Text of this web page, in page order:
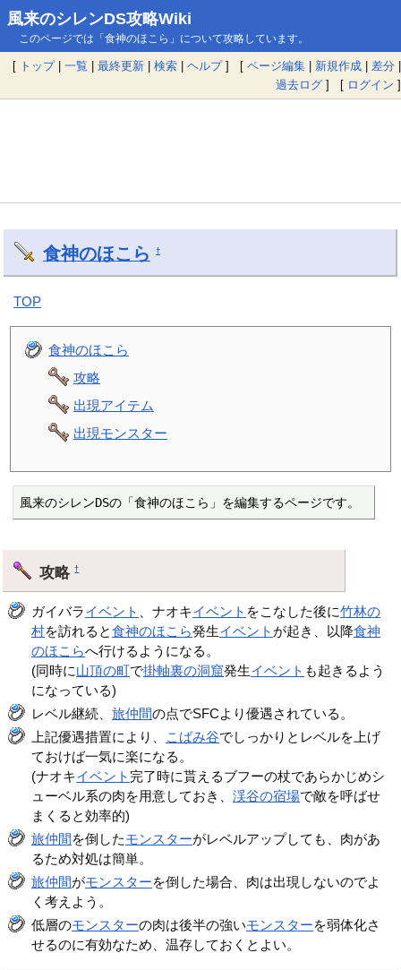
風来のシレンDS攻略Wiki
このページでは「食神のほこら」について攻略しています。
[ トップ| 一覧 | 最終更新 | 検索 | ヘルプ] [ ページ編集 | 新規作成 | 差分 |
過去ログ ] [ ログイン ]
食神のほこら †
TOP
食神のほこら
攻略
出現アイテム
出現モンスター
風来のシレンDSの「食神のほこら」を編集するページです。
攻略†
ガイバライベント 、ナオキイベント をこなした後に竹林の
村を訪れると食神のほこら発生イベント が起き、以降食神
のほこらへ行けるようになる。
(同時に山頂の町で掛軸裏の洞窟発生イベント も起きるよう
になっている)
レベル継続、旅仲間の点でSFCより優遇されている。
上記優遇措置により、
こばみ谷でしっかりとレベルを上げ
ておけば一気に楽になる。
(ナオキイベント 完了時に貰えるブフーの杖であらかじめシ
ューベル系の肉を用意しておき、渓谷の宿場で敵を呼ばせ
まくると効率的)
旅仲間を倒したモンスターがレベルアップしても、肉があ
るため対処は簡単。
旅仲間がモンスターを倒した場合、肉は出現しないのでよ
く考えよう。
低層のモンスターの肉は後半の強いモンスターを弱体化さ
せるのに有効なため、温存しておくとよい。